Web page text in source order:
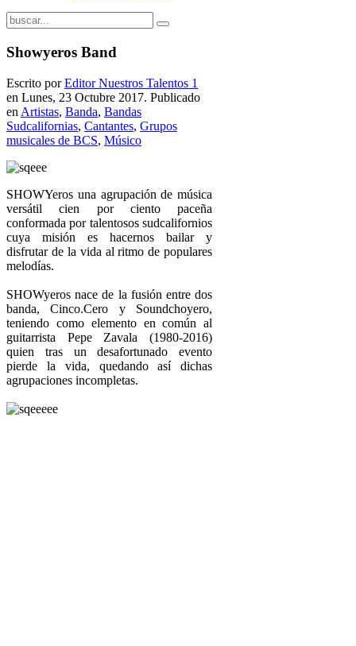
Showyeros Band
Escrito porEditor Nuestros Talentos 1
en Lunes, 23 Octubre 2017. Publicado
en Artistas, Banda, Bandas
Sudcalifornias, Cantantes, Grupos
musicales de BCS, Músico
SHOWYeros una agrupación de música
versátil cien por ciento paceña
conformada por talentosos sudcalifornios
cuya misión es hacernos bailar y
disfrutar de la vida al ritmo de populares
melodías.
SHOWyeros nace de la fusión entre dos
banda, Cinco.Cero y Soundchoyero,
teniendo como elemento en común al
guitarrista Pepe Zavala (1980-2016)
quien tras un desafortunado evento
pierde la vida, quedando así dichas
agrupaciones incompletas.